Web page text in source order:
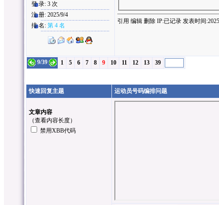
登 录: 3 次
注 册: 2025/9/4
排 名: 第 4 名
引用 编辑 删除 IP:已记录 发表时间
9/39 1 5 6 7 8 9 10 11 12 13 39
快速回复主题 运动员号码编排问题
文章内容
（查看内容长度）
禁用XBB代码